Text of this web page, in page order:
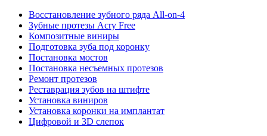
Восстановление зубного ряда All‑on‑4
Зубные протезы Acry Free
Композитные виниры
Подготовка зуба под коронку
Постановка мостов
Постановка несъемных протезов
Ремонт протезов
Реставрация зубов на штифте
Установка виниров
Установка коронки на имплантат
Цифровой и 3D слепок